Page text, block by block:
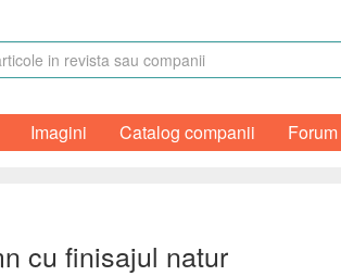
Imagini Catalog companii Forum
cu finisajul natur